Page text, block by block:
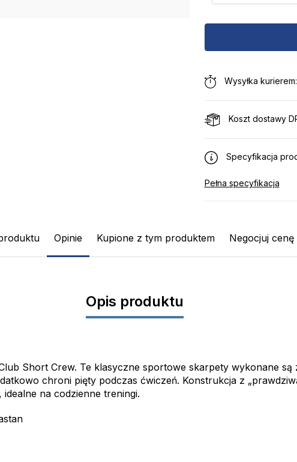
Wysyłka kurierem:
Koszt dostawy
Specyfikacja
Pełna specyfikacja
Opinie Kupione z tym produktem Negocjuj cenę
Opis produktu
Short Crew. Te klasyczne sportowe skarpety wykonane są
chroni pięty podczas ćwiczeń. Konstrukcja z
na codzienne treningi.